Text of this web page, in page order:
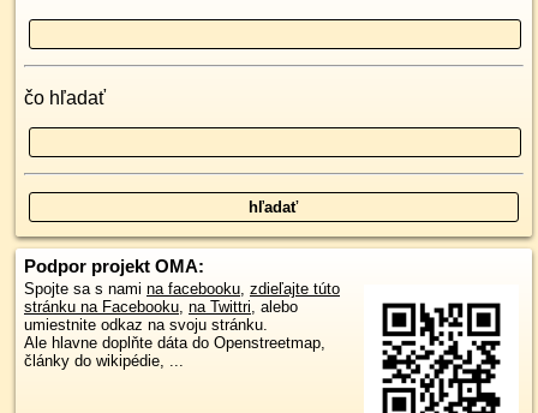
čo hľadať
Podpor projekt OMA:
Spojte sa s nami na facebooku, zdieľajte túto
stránku na Facebooku, na Twittri, alebo
umiestnite odkaz na svoju stránku.
Ale hlavne doplňte dáta do Openstreetmap,
články do wikipédie, ...